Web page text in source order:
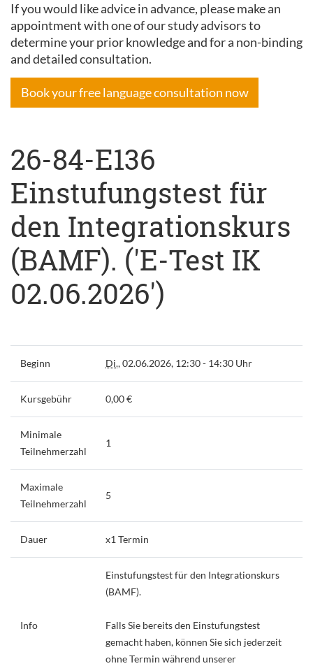
If you would like advice in advance, please make an
appointment with one of our study advisors to
determine your prior knowledge and for a non-binding
and detailed consultation.
Book your free language consultation now
26-84-E136
Einstufungstest für
den Integrationskurs
(BAMF). ('E-Test IK
02.06.2026')
Beginn Di., 02.06.2026, 12:30 - 14:30 Uhr
Kursgebühr 0,00 €
Minimale
Teilnehmerzahl
1
Maximale
Teilnehmerzahl
5
Dauer x1 Termin
Info
Einstufungstest für den Integrationskurs
(BAMF).
Falls Sie bereits den Einstufungstest
gemacht haben, können Sie sich jederzeit
ohne Termin während unserer